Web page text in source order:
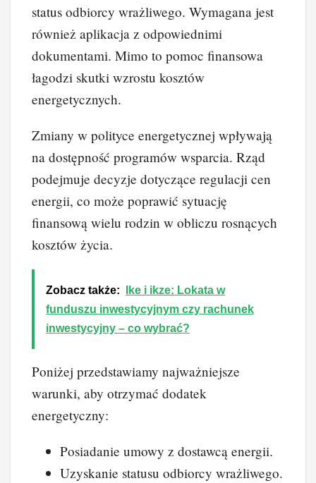
status odbiorcy wrażliwego. Wymagana jest
również aplikacja z odpowiednimi
dokumentami. Mimo to pomoc finansowa
łagodzi skutki wzrostu kosztów
energetycznych.
Zmiany w polityce energetycznej wpływają
na dostępność programów wsparcia. Rząd
podejmuje decyzje dotyczące regulacji cen
energii, co może poprawić sytuację
finansową wielu rodzin w obliczu rosnących
kosztów życia.
Zobacz także:
Ike i ikze: Lokata w
funduszu inwestycyjnym czy rachunek
inwestycyjny – co wybrać?
Poniżej przedstawiamy najważniejsze
warunki, aby otrzymać dodatek
energetyczny:
Posiadanie umowy z dostawcą energii.
Uzyskanie statusu odbiorcy wrażliwego.